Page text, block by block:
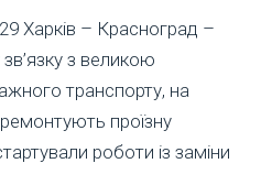
Харків – Красноград –
з великою
транспорту, на
проїзну
роботи із заміни